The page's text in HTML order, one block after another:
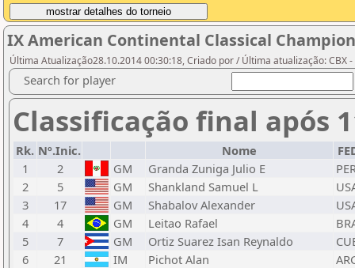
IX American Continental Classical
Última Atualização28.10.2014 00:30:18, Criado por / Última atualização: CBX
Search for player
Classificação final após
Rk. Nº.Inic. Nome
1
2 GM Granda Zuniga Julio E
2
5 GM Shankland Samuel L
3
17 GM Shabalov Alexander
4
4 GM Leitao Rafael
5
7 GM Ortiz Suarez Isan Reynaldo
6
21 IM Pichot Alan